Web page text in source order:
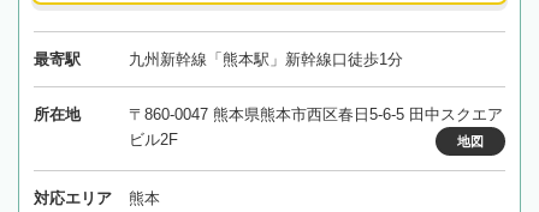
最寄駅 九州新幹線「熊本駅」新幹線口徒歩1分
所在地
〒860-0047 熊本県熊本市西区春日5-6-5 田中スクエア
ビル2F
地図
対応エリア 熊本